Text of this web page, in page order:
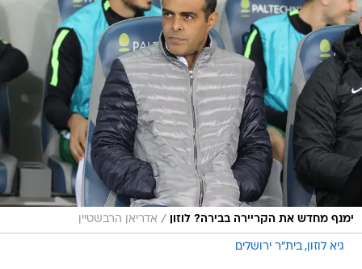
ימנף מחדש את הקריירה בבירה? לוזון / אדריאן הרבשטיין
גיא לוזון בית"ר ירושלים